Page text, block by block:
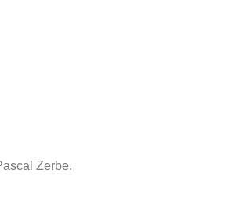
Zerbe.